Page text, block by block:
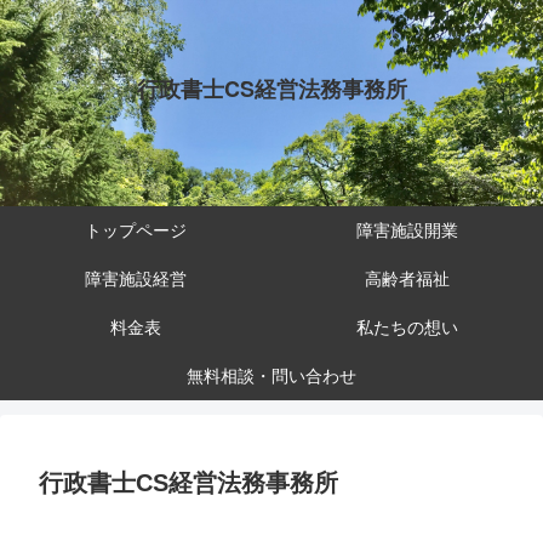
行政書士CS経営法務事務所
トップページ 障害施設開業
障害施設経営 高齢者福祉
料金表 私たちの想い
無料相談・問い合わせ
行政書士CS経営法務事務所